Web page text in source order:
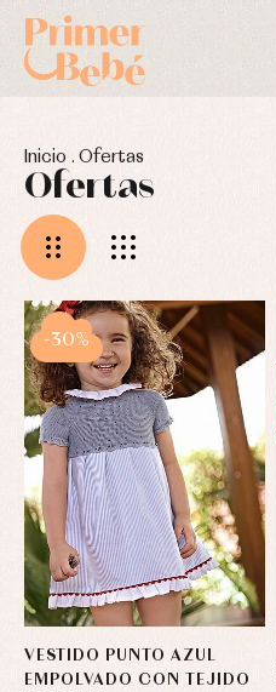
Inicio . Ofertas
Ofertas
VESTIDO PUNTO AZUL
EMPOLVADO CON TEJIDO
-30%